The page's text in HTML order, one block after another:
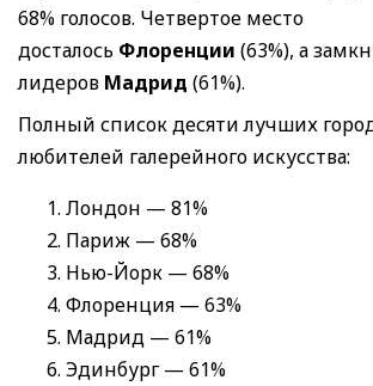
68% голосов. Четвертое место
досталось Флоренции (63%), а
лидеров Мадрид (61%).
Полный список десяти лучших
любителей галерейного искусства:
Лондон — 81%
Париж — 68%
Нью-Йорк — 68%
Флоренция — 63%
Мадрид — 61%
Эдинбург — 61%